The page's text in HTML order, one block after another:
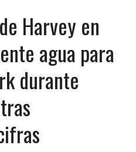
Harvey en
agua para
durante